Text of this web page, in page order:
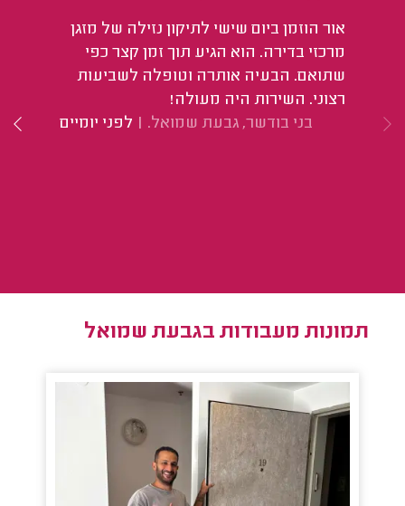
אור הוזמן ביום שישי לתיקון נזילה של מזגן
מרכזי בדירה. הוא הגיע תוך זמן קצר כפי
שתואם. הבעיה אותרה וטופלה לשביעות
רצוני. השירות היה מעולה!
בני בודשר, גבעת שמואל.
לפני יומיים
תמונות מעבודות בגבעת שמואל